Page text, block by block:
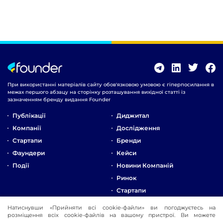
При використанні матеріалів сайту обов'язковою умовою є гіперпосилання в
межах першого абзацу на сторінку розташування вихідної статті із
зазначенням бренду видання Founder
Публікації
Компанії
Стартапи
Фаундери
Події
Диджитал
Дослідження
Бренди
Кейси
Новини Компаній
Ринок
Стартапи
Про Компанію
Натиснувши «Прийняти всі cookie-файли» ви погоджуєтесь на
розміщення всіх cookie-файлів на вашому пристрої. Ви можете